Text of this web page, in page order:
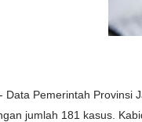
- Data Pemerintah Provinsi
jumlah 181 kasus.